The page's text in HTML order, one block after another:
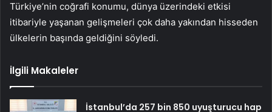
Türkiye’nin coğrafi konumu, dünya üzerindeki etkisi
itibariyle yaşanan gelişmeleri çok daha yakından hisseden
ülkelerin başında geldiğini söyledi.
İlgili Makaleler
İstanbul’da 257 bin 850 uyuşturucu hap